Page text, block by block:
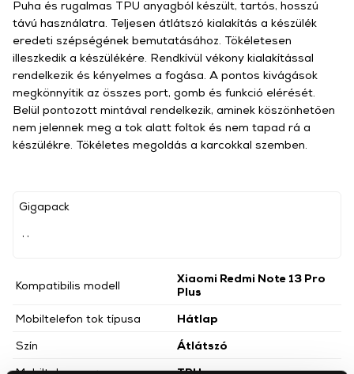
Gigapack
Kompatibilis modell
Xiaomi Redmi Note 13 Pro
Plus
Mobiltelefon tok típusa
Hátlap
Szín
Átlátszó
Puha és rugalmas TPU anyagból készült, tartós, hosszú
távú használatra. Teljesen átlátszó kialakítás a készülék
eredeti szépségének bemutatásához. Tökéletesen
illeszkedik a készülékére. Rendkívül vékony kialakítással
rendelkezik és kényelmes a fogása. A pontos kivágások
megkönnyítik az összes port, gomb és funkció elérését.
Belül pontozott mintával rendelkezik, aminek köszönhetően
nem jelennek meg a tok alatt foltok és nem tapad rá a
készülékre. Tökéletes megoldás a karcokkal szemben.